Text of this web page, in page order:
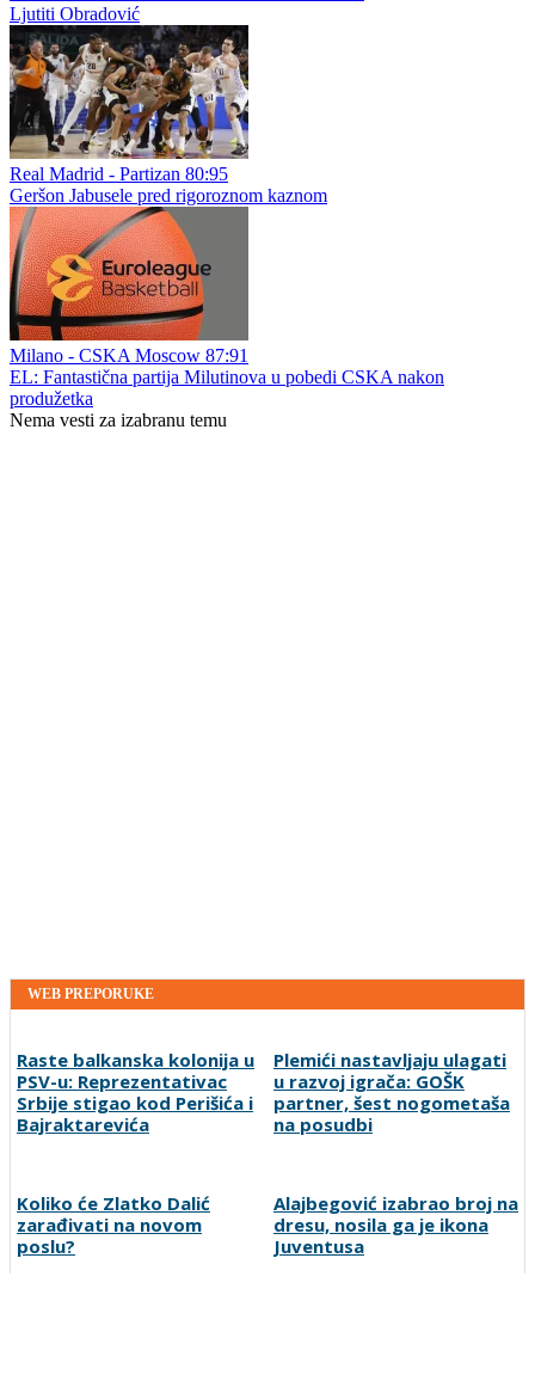
Ljutiti Obradović
Real Madrid - Partizan 80:95
Geršon Jabusele pred rigoroznom kaznom
Milano - CSKA Moscow 87:91
EL: Fantastična partija Milutinova u pobedi CSKA nakon
produžetka
Nema vesti za izabranu temu
WEB PREPORUKE
PSV-u: Reprezentativac
Srbije stigao kod Perišića i
Bajraktarevića
u razvoj igrača: GOŠK
partner, šest nogometaša
na posudbi